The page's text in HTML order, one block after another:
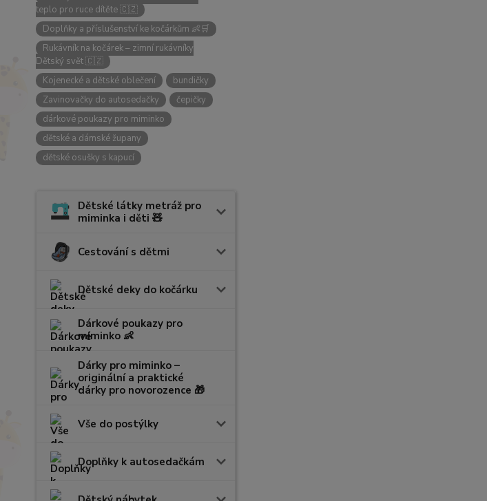
teplo pro ruce dítěte 🇨🇿
Doplňky a příslušenství ke kočárkům 👶🛒
Rukávník na kočárek – zimní rukávníky
Dětský svět 🇨🇿
Kojenecké a dětské oblečení
bundičky
Zavinovačky do autosedačky
čepičky
dárkové poukazy pro miminko
dětské a dámské župany
dětské osušky s kapucí
Dětské látky metráž pro
miminka i děti 🧸
Cestování s dětmi
Dětské deky do kočárku
Dárkové poukazy pro
miminko 👶
Dárky pro miminko –
originální a praktické
dárky pro novorozence 🎁
Vše do postýlky
Doplňky k autosedačkám